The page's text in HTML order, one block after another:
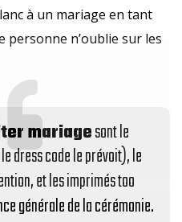
à un mariage en tant
personne n’oublie sur les
mariagesont le
dress code le prévoit), le
et les imprimés too
générale de la cérémonie.